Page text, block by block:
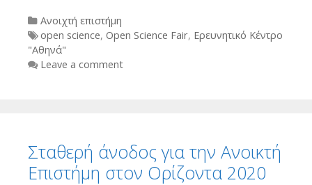
Categories
Ανοιχτή επιστήμη
Tags
open science, Open Science Fair, Ερευνητικό Κέντρο
"Αθηνά"
Leave a comment
Σταθερή άνοδος για την Ανοικτή
Επιστήμη στον Ορίζοντα 2020